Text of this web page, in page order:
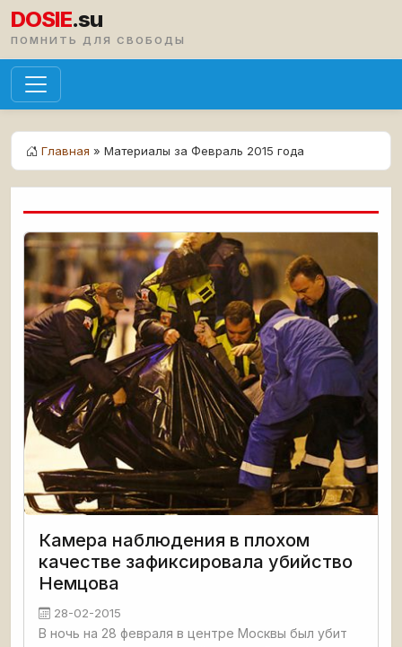
DOSIE.su
ПОМНИТЬ ДЛЯ СВОБОДЫ
Главная » Материалы за Февраль 2015 года
Камера наблюдения в плохом
качестве зафиксировала убийство
Немцова
28-02-2015
В ночь на 28 февраля в центре Москвы был убит